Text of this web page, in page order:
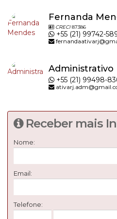
Fernanda
CRECI87386
+55 (21) 99742-
Administrativo
+55 (21) 99498-
Receber mais
Nome:
Email:
Telefone: